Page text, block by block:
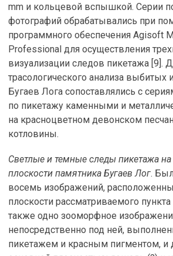
mm и кольцевой вспышкой. Серии
фотографий обрабатывались при
программного обеспечения Agisoft
Professional для осуществления
визуализации следов пикетажа [9].
трасологического анализа выбитых
Бугаев Лога сопоставлялись с
по пикетажу каменными и
на красноцветном девонском
котловины.
Светлые и темные следы пикетажа
плоскости памятника Бугаев Лог.
восемь изображений,
плоскости рассматриваемого
также одно зооморфное
непосредственно под ней,
пикетажем и красным пигментом, и